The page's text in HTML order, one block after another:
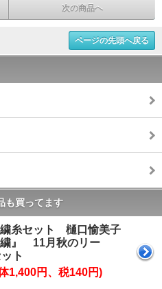
次の商品へ
ページの先頭へ戻る
も買ってます
繍糸セット 樋口愉美子
繍』 11月秋のリー
ト
1,400円、税140円)